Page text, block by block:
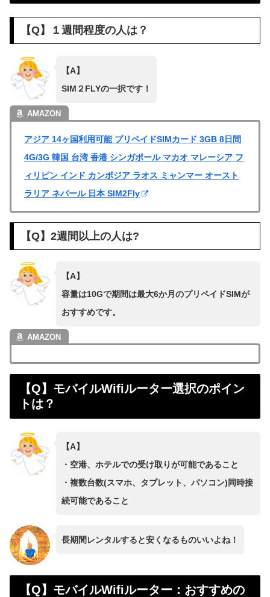
【Q】１週間程度の人は？
【A】
SIM２FLYの一択です！
アジア 14ヶ国利用可能 プリペイドSIMカード 3GB 8日間
4G/3G 韓国 台湾 香港 シンガポール マカオ マレーシア フ
ィリピン インド カンボジア ラオス ミャンマー オースト
ラリア ネパール 日本 SIM2Fly
【Q】2週間以上の人は?
【A】
容量は10Gで期間は最大6か月のプリペイドSIMが
おすすめです。
【Q】モバイルWifiルーター選択のポイン
トは？
【A】
・空港、ホテルでの受け取りが可能であること
・複数台数(スマホ、タブレット、パソコン)同時接
続可能であること
長期間レンタルすると安くなるものいいよね！
【Q】モバイルWifiルーター：おすすめの